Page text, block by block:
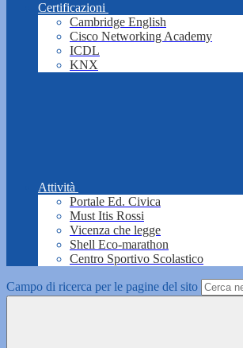
Certificazioni
Cambridge English
Cisco Networking Academy
ICDL
KNX
Attività
Portale Ed. Civica
Must Itis Rossi
Vicenza che legge
Shell Eco-marathon
Centro Sportivo Scolastico
Campo di ricerca per le pagine del sito